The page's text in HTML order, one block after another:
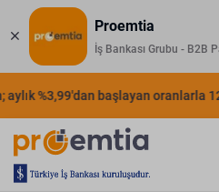
Proemtia
İş Bankası Grubu - B2B
%3,99'dan başlayan oranlarla